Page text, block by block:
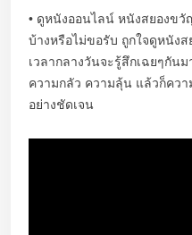
• ดูหนังออนไลน์ หนังสยองข
บ้างหรือไม่ขอรับ ถูกใจดูหนัง
เวลากลางวันจะรู้สึกเฉยๆกัน
ความกลัว ความลุ้น แล้วก็ควา
อย่างชัดเจน